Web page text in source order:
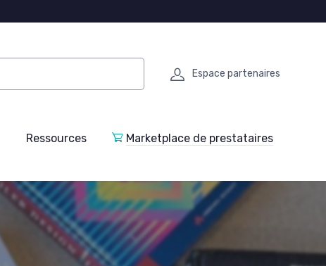
Espace partenaires
Ressources Marketplace de prestataires